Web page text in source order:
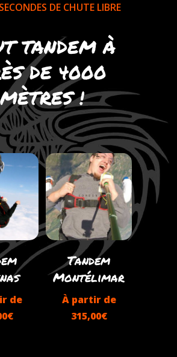
DE CHUTE LIBRE
TANDEM À
DE 4000
MÈTRES !
de
€
Tandem
Montélimar
À partir de
315,00€